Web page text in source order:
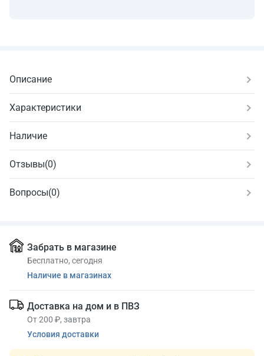
Описание
Характеристики
Наличие
Отзывы(0)
Вопросы(0)
Забрать в магазине
Бесплатно, сегодня
Наличие в магазинах
Доставка на дом и в ПВЗ
От 200 ₽, завтра
Условия доставки